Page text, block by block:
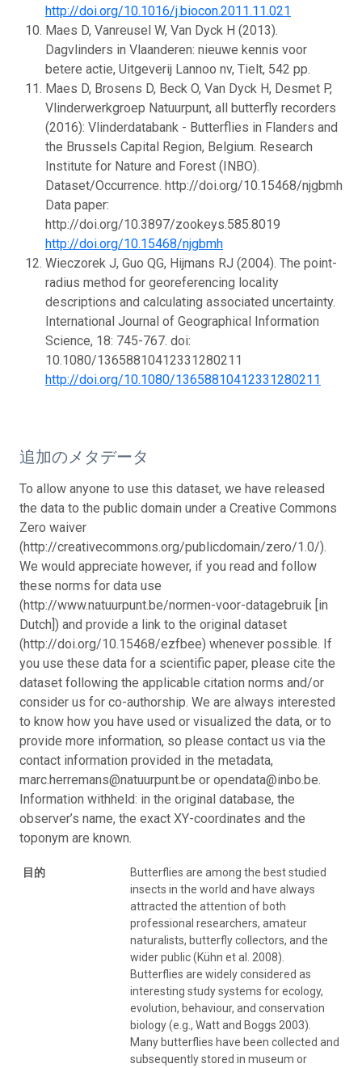
http://doi.org/10.1016/j.biocon.2011.11.021
Maes D, Vanreusel W, Van Dyck H (2013).
Dagvlinders in Vlaanderen: nieuwe kennis voor
betere actie, Uitgeverij Lannoo nv, Tielt, 542 pp.
Maes D, Brosens D, Beck O, Van Dyck H, Desmet P,
Vlinderwerkgroep Natuurpunt, all butterfly recorders
(2016): Vlinderdatabank - Butterflies in Flanders and
the Brussels Capital Region, Belgium. Research
Institute for Nature and Forest (INBO).
Dataset/Occurrence. http://doi.org/10.15468/njgbmh
Data paper:
http://doi.org/10.3897/zookeys.585.8019
http://doi.org/10.15468/njgbmh
Wieczorek J, Guo QG, Hijmans RJ (2004). The point-
radius method for georeferencing locality
descriptions and calculating associated uncertainty.
International Journal of Geographical Information
Science, 18: 745-767. doi:
10.1080/13658810412331280211
http://doi.org/10.1080/13658810412331280211
追加のメタデータ
To allow anyone to use this dataset, we have released
the data to the public domain under a Creative Commons
Zero waiver
(http://creativecommons.org/publicdomain/zero/1.0/).
We would appreciate however, if you read and follow
these norms for data use
(http://www.natuurpunt.be/normen-voor-datagebruik [in
Dutch]) and provide a link to the original dataset
(http://doi.org/10.15468/ezfbee) whenever possible. If
you use these data for a scientific paper, please cite the
dataset following the applicable citation norms and/or
consider us for co-authorship. We are always interested
to know how you have used or visualized the data, or to
provide more information, so please contact us via the
contact information provided in the metadata,
marc.herremans@natuurpunt.be or opendata@inbo.be.
Information withheld: in the original database, the
observer’s name, the exact XY-coordinates and the
toponym are known.
目的
Butterflies are among the best studied
insects in the world and have always
attracted the attention of both
professional researchers, amateur
naturalists, butterfly collectors, and the
wider public (Kühn et al. 2008).
Butterflies are widely considered as
interesting study systems for ecology,
evolution, behaviour, and conservation
biology (e.g., Watt and Boggs 2003).
Many butterflies have been collected and
subsequently stored in museum or